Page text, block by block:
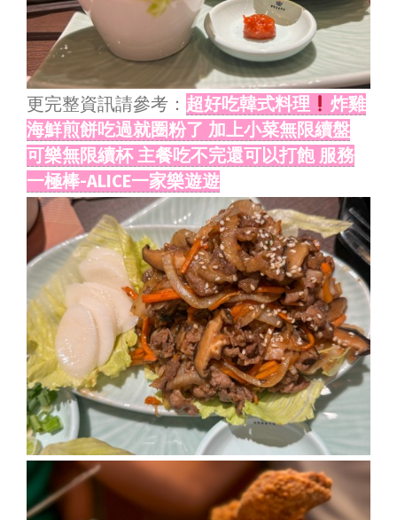
更完整資訊請參考： 超好吃韓式料理
炸雞
海鮮煎餅吃過就圈粉了 加上小菜無限續盤
可樂無限續杯 主餐吃不完還可以打飽 服務
一極棒-ALICE一家樂遊遊